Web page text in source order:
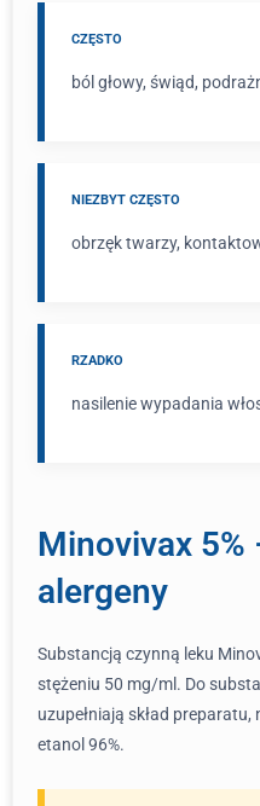
CZĘSTO
ból głowy, świąd,
NIEZBYT CZĘSTO
obrzęk twarzy,
RZADKO
nasilenie wypadania
Minovivax 5%
alergeny
Substancją czynną leku
stężeniu 50 mg/ml. Do
uzupełniają skład
etanol 96%.